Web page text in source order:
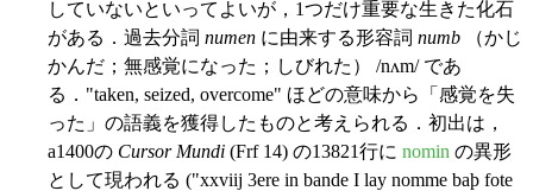
していないといってよいが，1つだけ重要な生きた化石
がある．過去分詞 numen に由来する形容詞 numb （かじ
かんだ；無感覚になった；しびれた） /nʌm/ であ
る．"taken, seized, overcome" ほどの意味から「感覚を失
った」の語義を獲得したものと考えられる．初出は，
a1400の Cursor Mundi (Frf 14) の13821行に nomin の異形
として現われる ("xxviij 3ere in bande I lay nomme baþ fote